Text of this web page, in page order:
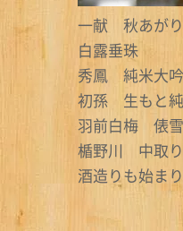
一献 秋あが
白露垂珠
秀鳳 純米大
初孫 生もと
羽前白梅 俵
楯野川 中取
酒造りも始ま